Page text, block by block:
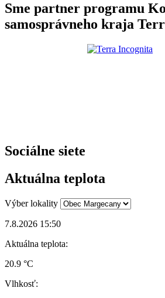
Sme partner programu
samosprávneho kraja
Sociálne siete
Aktuálna teplota
Výber lokality
7.8.2026 15:50
Aktuálna teplota:
20.9 °C
Vlhkosť: